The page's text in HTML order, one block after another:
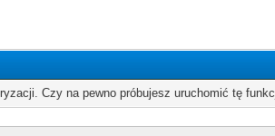
Czy na pewno próbujesz uruchomić tę